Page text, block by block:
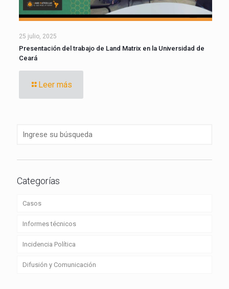
25 julio, 2025
Presentación del trabajo de Land Matrix en la Universidad de
Ceará
Leer más
Categorías
Casos
Informes técnicos
Incidencia Política
Difusión y Comunicación